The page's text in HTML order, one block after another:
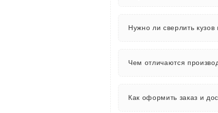
Нужно ли сверлить кузов
Чем отличаются
Как оформить заказ и